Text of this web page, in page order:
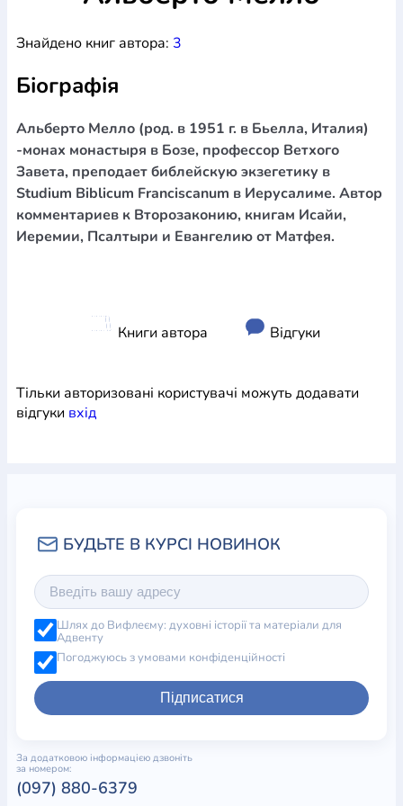
Богослов`я
Шлюб і сім`яЮдаїзм
ПеріодикаАудіо Ручки кулькові
БлокнотиЩоденники / щотижневики
Навчальні мапиШкіряні вироби Магніти Металеві
виробиМіні-лампиНаклейкиНастільні ігриПакети
подарункові Плакати Пластмасові виробиХустки
Подарункові карткиРозвиваючі ігриРепринтиСвічки
Фотокартини
Головні убори
Календарі
Канцелярскі товари
Комп`ютерні ігри
Листівки Сувенирна продукція Годинники Пазли
Ми у Facebook
Знайдено книг автора: 3
Біографія
Альберто Мелло (род. в 1951 г. в Бьелла, Италия)
-монах монастыря в Бозе, профессор Ветхого
Завета, преподает библейскую экзегетику в
Studium Biblicum Franciscanum в Иерусалиме. Автор
комментариев к Второзаконию, книгам Исайи,
Иеремии, Псалтыри и Евангелию от Матфея.
Книги автора Відгуки
Тільки авторизовані користувачі можуть додавати
відгуки вхiд
Шлях до Вифлеєму: духовні історії та матеріали для
Адвенту
Погоджуюсь з умовами конфіденційності
Підписатися
За додатковою інформацією дзвоніть
за номером:
(097) 880-6379